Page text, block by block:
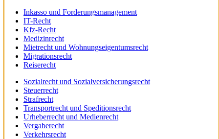
Inkasso und Forderungsmanagement
IT-Recht
Kfz-Recht
Medizinrecht
Mietrecht und Wohnungseigentumsrecht
Migrationsrecht
Reiserecht
Sozialrecht und Sozialversicherungsrecht
Steuerrecht
Strafrecht
Transportrecht und Speditionsrecht
Urheberrecht und Medienrecht
Vergaberecht
Verkehrsrecht